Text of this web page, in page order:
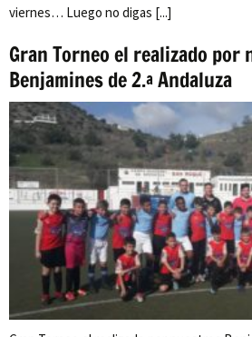
viernes… Luego no digas [...]
Gran Torneo el realizado por
Benjamines de 2.ª Andaluza